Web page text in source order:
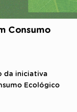
Consumo
da iniciativa
Ecológico